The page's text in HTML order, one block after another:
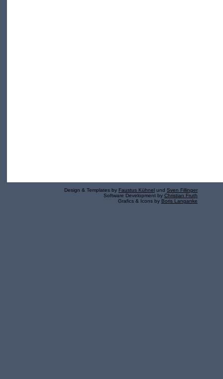
Design & Templates by Faustus Kühnel und Sven Fillinger
Software Development by Christian Fruth
Grafics & Icons by Boris Langanke